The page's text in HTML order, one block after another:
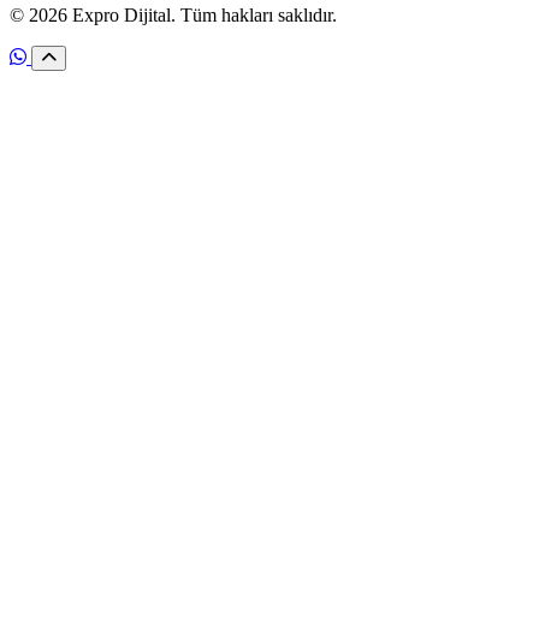
© 2026 Expro Dijital. Tüm hakları saklıdır.